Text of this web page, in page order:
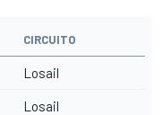
CIRCUITO
Losail
Losail